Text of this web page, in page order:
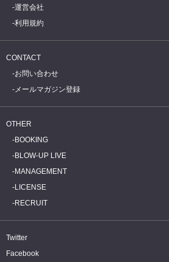
運営会社
利用規約
CONTACT
お問い合わせ
メールマガジン登録
OTHER
BOOKING
BLOW-UP LIVE
MANAGEMENT
LICENSE
RECRUIT
Twitter
Facebook